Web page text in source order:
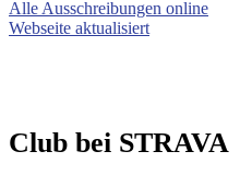
Alle Ausschreibungen online
Webseite aktualisiert
Club bei STRAVA